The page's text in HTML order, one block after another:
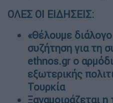
ΟΛΕΣ ΟΙ ΕΙΔΗΣΕΙΣ:
«Θέλουμε
συζήτηση για τη
ethnos.gr ο
εξωτερικής
Τουρκία
Ξαναμοιράζεται